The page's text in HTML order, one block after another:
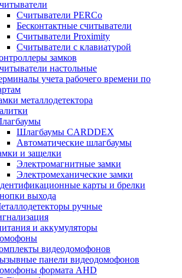
Считыватели PERCo
Бесконтактные считыватели
Считыватели Proximity
Считыватели с клавиатурой
замков
настольные
учета рабочего времени по
металлодетектора
Шлагбаумы CARDDEX
Автоматические шлагбаумы
и защелки
Электромагнитные замки
Электромеханические замки
карты и брелки
выхода
ручные
и аккумуляторы
видеодомофонов
панели видеодомофонов
формата AHD